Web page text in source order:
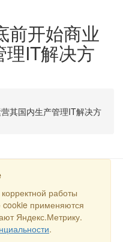
前开始商业
理IT解决方
其国内生产管理IT解决方
работы
cookie применяются
Яндекс.Метрику.
.
斯-新加坡商业理事会”. E-
: 俄罗斯，莫斯科，Malaya